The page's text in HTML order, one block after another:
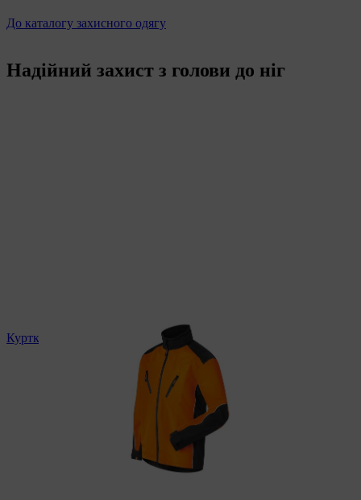
До каталогу захисного одягу
Надійний захист з голови до ніг
Куртки STIHL із світловідбивними вставками